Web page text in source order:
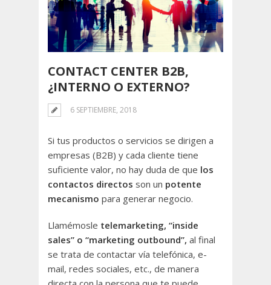
CONTACT CENTER B2B,
¿INTERNO O EXTERNO?
6 SEPTIEMBRE, 2018
Si tus productos o servicios se dirigen a
empresas (B2B) y cada cliente tiene
suficiente valor, no hay duda de que los
contactos directos son un potente
mecanismo para generar negocio.
Llamémosle telemarketing, “inside
sales” o “marketing outbound”, al final
se trata de contactar vía telefónica, e-
mail, redes sociales, etc., de manera